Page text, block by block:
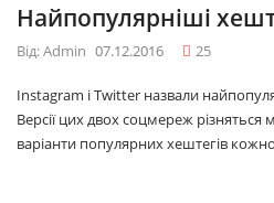
Найпопулярніші
Від: Admin 07.12.2016 25
Instagram і Twitter назвали
Версії цих двох соцмереж
варіанти популярних хештегів